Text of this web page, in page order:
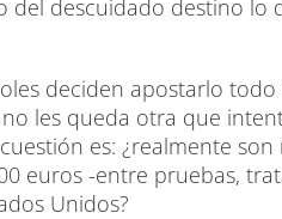
descuidado destino lo
deciden apostarlo
les queda otra que
es: ¿realmente
euros -entre pruebas,
Unidos?